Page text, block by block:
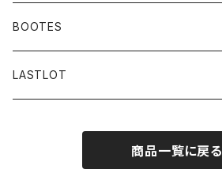
BOOTES
LASTLOT
商品一覧に戻る